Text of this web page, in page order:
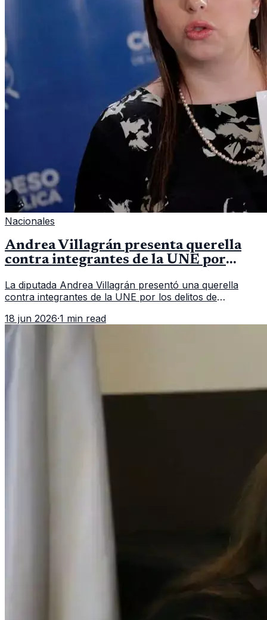
Nacionales
Andrea Villagrán presenta querella
contra integrantes de la UNE por
La diputada Andrea Villagrán presentó una querella
contra integrantes de la UNE por los delitos de
18 jun 2026·1 min read